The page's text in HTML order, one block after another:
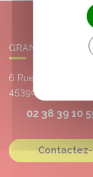
GRANGERMONT
6 Rue de l'École
45390
02 38 39 10